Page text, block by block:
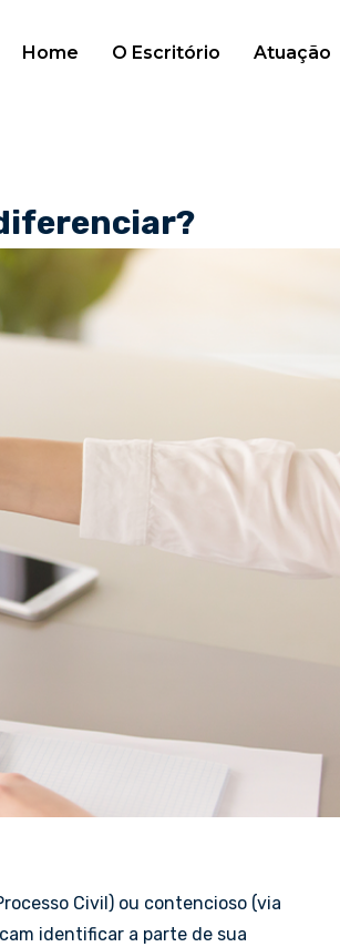
Home O Escritório Atuação
Civil) ou contencioso (via
identificar a parte de sua